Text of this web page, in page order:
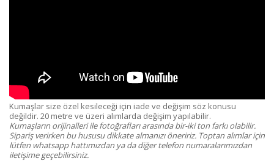
Kumaşlar size özel kesileceği için iade ve değişim söz konusu
değildir. 20 metre ve üzeri alımlarda değişim yapılabilir.
Kumaşların orijinalleri ile fotoğrafları arasında bir-iki ton farkı olabilir.
Sipariş verirken bu hususu dikkate almanızı öneririz. Toptan alımlar için
lütfen whatsapp hattımızdan ya da diğer telefon numaralarımızdan
iletişime geçebilirsiniz.